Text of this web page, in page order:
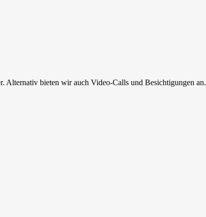
Alternativ bieten wir auch Video-Calls und Besichtigungen an.